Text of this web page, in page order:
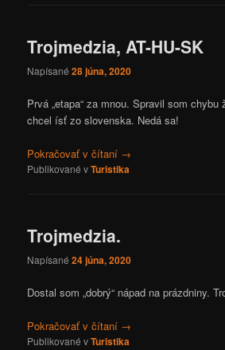
Trojmedzia, AT-HU-SK
Napísané28 júna, 2020
Prvá „etapa“ za mnou. Spravil som chybu
chcel ísť zo slovenska. Nedá sa!
Pokračovať v čítaní →
Publikované vTuristika
Trojmedzia.
Napísané24 júna, 2020
Dostal som „dobrý“ nápad na prázdniny.
Pokračovať v čítaní →
Publikované vTuristika